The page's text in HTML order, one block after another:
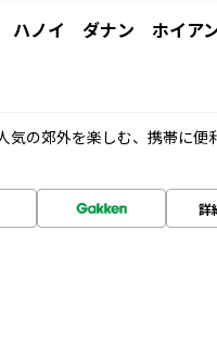
ハノイ ダナン ホイア
の郊外を楽しむ、携帯に便
詳